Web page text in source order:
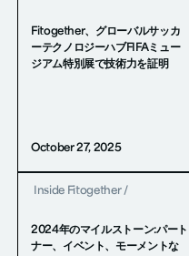
Fitogether、グローバルサッカ
ーテクノロジーハブFIFAミュー
ジアム特別展で技術力を証明
October 27, 2025
Inside Fitogether /
2024年のマイルストーン:パート
ナー、イベント、モーメントな